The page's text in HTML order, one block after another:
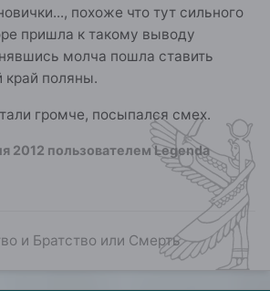
похоже что тут сильного
пришла к такому выводу
молча пошла ставить
край поляны.
громче, посыпался смех.
2012 пользователем Legenda
и Братство или Смерть